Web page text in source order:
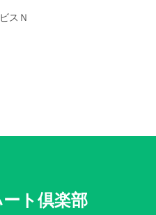
スＮ
ト倶楽部